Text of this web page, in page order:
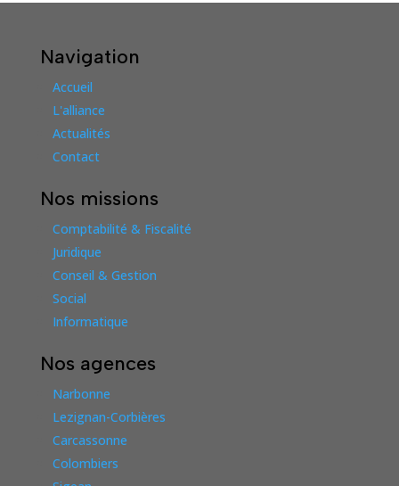
Navigation
Accueil
L'alliance
Actualités
Contact
Nos missions
Comptabilité & Fiscalité
Juridique
Conseil & Gestion
Social
Informatique
Nos agences
Narbonne
Lezignan-Corbières
Carcassonne
Colombiers